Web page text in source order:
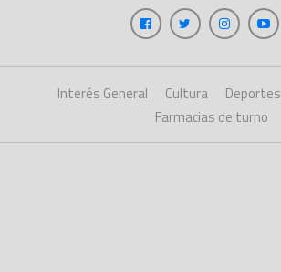
Interés General Cultura Deportes
Farmacias de turno